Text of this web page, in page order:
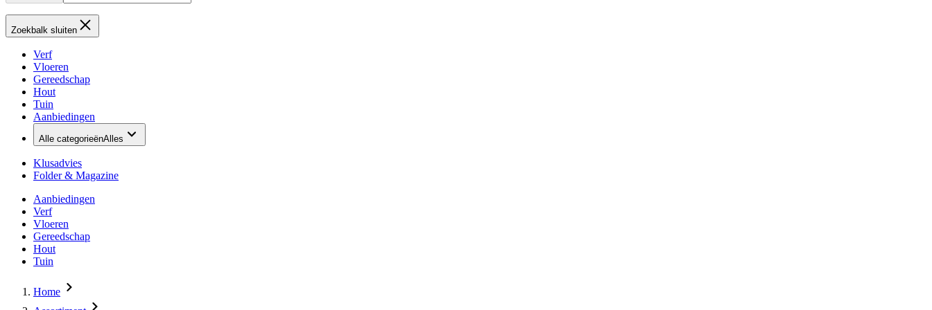
Zoekbalk sluiten
Verf
Vloeren
Gereedschap
Hout
Tuin
Aanbiedingen
Alle categorieënAlles
Klusadvies
Folder & Magazine
Aanbiedingen
Verf
Vloeren
Gereedschap
Hout
Tuin
Home